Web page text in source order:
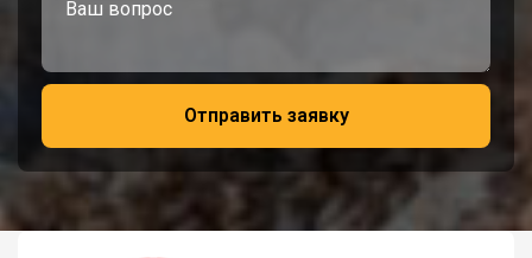
Отправить заявку